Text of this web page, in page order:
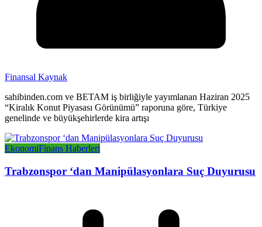
Finansal Kaynak
sahibinden.com ve BETAM iş birliğiyle yayımlanan Haziran 2025
“Kiralık Konut Piyasası Görünümü” raporuna göre, Türkiye
genelinde ve büyükşehirlerde kira artışı
EkonomiFinans Haberleri
Trabzonspor ‘dan Manipülasyonlara Suç Duyurusu